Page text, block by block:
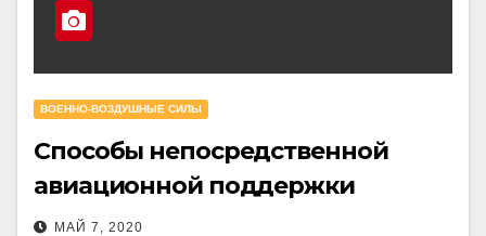
ВОЕННО-ВОЗДУШНЫЕ СИЛЫ
Способы непосредственной
авиационной поддержки
МАЙ 7, 2020